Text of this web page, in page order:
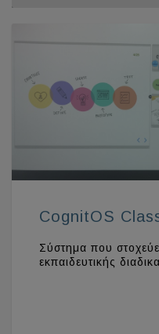
CognitOS
Σύστημα που
εκπαιδευτικής